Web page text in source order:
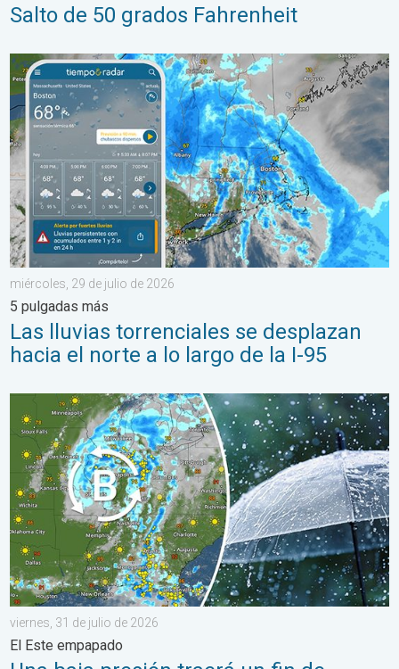
Salto de 50 grados Fahrenheit
Las lluvias torrenciales se desplazan hacia el norte a lo
miércoles, 29 de julio de 2026
5 pulgadas más
Las lluvias torrenciales se desplazan
hacia el norte a lo largo de la I-95
Una baja presión traerá un fin de semana lluvioso. El Este
viernes, 31 de julio de 2026
El Este empapado